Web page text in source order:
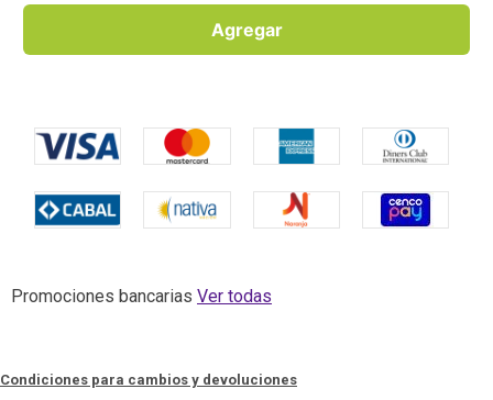
Agregar
Promociones bancarias Ver todas
Condiciones para cambios y devoluciones